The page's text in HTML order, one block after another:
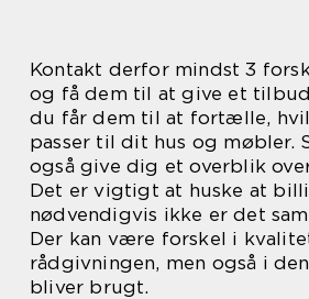
Kontakt derfor mindst 3
og få dem til at give et
du får dem til at fortælle,
passer til dit hus og møbler.
også give dig et overblik
Det er vigtigt at huske at
nødvendigvis ikke er det
Der kan være forskel i
rådgivningen, men også i
bliver brugt.